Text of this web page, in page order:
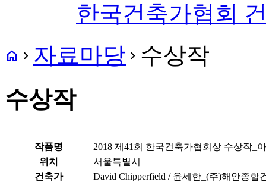
한국건축가협회
home navigate_next 자료마당 navigate_next 수상작
수상작
작품명
2018 제41회 한국건축가협회상 수상작_
위치
서울특별시
건축가
David Chipperfield / 윤세한_(주)해안종합